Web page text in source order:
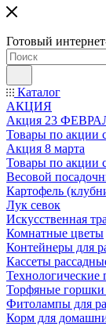
Готовый
Каталог
АКЦИЯ
Акция 23
Товары по акции
Акция 8 марта
Товары по акции
Весовой
Картофель
Лук севок
Искусственная
Комнатные цветы
Контейнеры для
Кассеты
Технологические
Торфяные горшки
Фитолампы для
Корм для